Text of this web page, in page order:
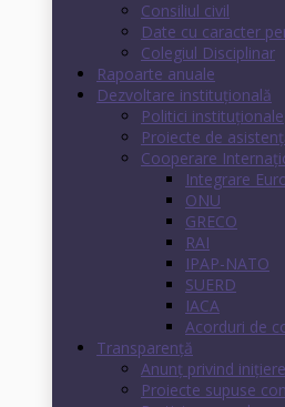
Consiliul civil
Date cu caracter
Colegiul Disciplinar
Rapoarte anuale
Dezvoltare instituţională
Politici instituţionale
Proiecte de
Cooperare
Integrare
ONU
GRECO
RAI
IPAP-NATO
SUERD
IACA
Acorduri de
Transparenţă
Anunț privind
Proiecte supuse